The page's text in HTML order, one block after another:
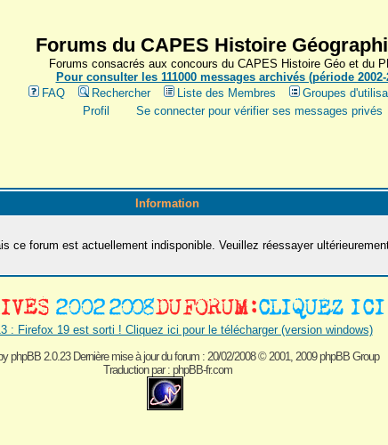
Forums du CAPES Histoire
Forums consacrés aux concours du CAPES Histoire Géo et du
Pour consulter les 111000 messages archivés (période
FAQ
Rechercher Liste des Membres Groupes
Profil
Se connecter pour vérifier ses messages privés
Information
ce forum est actuellement indisponible. Veuillez réessayer
: Firefox 19 est sorti ! Cliquez ici pour le télécharger (version windows)
phpBB 2.0.23 Dernière mise à jour du forum : 20/02/2008© 2001, 2009 phpBB Group
Traduction par : phpBB-fr.com